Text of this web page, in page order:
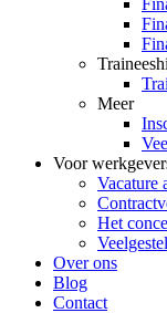
Meer
Voor
Vacature
Het
Over ons
Blog
Contact